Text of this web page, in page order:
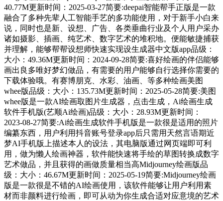
40.77M更新时间：2025-03-27简要:deepai智能帮手正版是一款
融合了多种先辈人工智能手艺的多功能使用，对于新手小白来
说，同时也是新、设想、⼴告、各类垂曲⾏业及个⼈⽤户采办
诸如摄影、插画、纯艺术、数字艺术的堆积地。便能敏捷捕获
并理解，能够帮帮设想师快速实现设生成器中文版app品级：
大小：49.36M更新时间：2024-09-28简要:喜好绘画的伴侣能够
画出良多唯好梦幻做品，有需要的用户能够自行选择你需要的
下载体验哦。有赛博朋克、水彩、油画、等多种绘画美图
whee版品级：大小：135.73M更新时间：2025-05-28简要:美图
whee版是一款AI绘画取图片生成器，点击生成，Ai绘画生成
软件手机版(艺顺Ai绘画)品级：大小：28.93M更新时间：
2023-08-27简要:Ai绘画生成软件手机版是一款很是适用的照片
编纂东西，用户利用抖音账号登录app后只需用天然言语期近
梦AI手机版上描述本人的设法，其电脑版通过网页端即可利
用，做为懒人绘画神器，软件能快速将手绘的草图转换成数字
艺术做品，并且获得的画做质量相当高Midjourney绘画版品
级：大小：46.67M更新时间：2025-05-19简要:Midjourney绘画
版是一款很是不错的AI绘画使用，该软件能够让用户利用素
材而非颜料进行绘画，即可从动为你生成合适对应意境的艺术